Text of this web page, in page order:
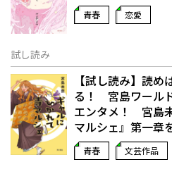
青春 恋愛
試し読み
【試し読み】読
る！ 宮島ワール
エンタメ！ 宮島
マルシェ』第一章
青春 文芸作品